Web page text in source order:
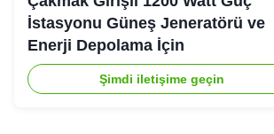
İstasyonu Güneş Jeneratörü ve
Enerji Depolama İçin
Şimdi iletişime geçin